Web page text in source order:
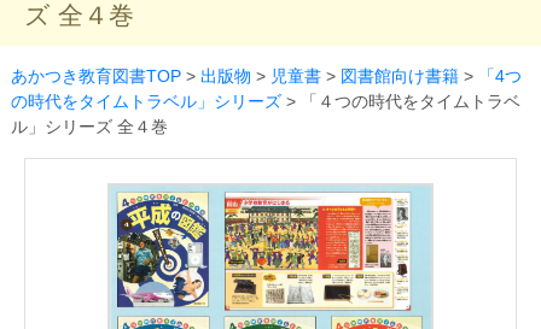
ズ 全４巻
あかつき教育図書TOP> 出版物 > 児童書> 図書館向け書籍>
「4つ
の時代をタイムトラベル」シリーズ>
「４つの時代をタイムトラベ
ル」シリーズ 全４巻